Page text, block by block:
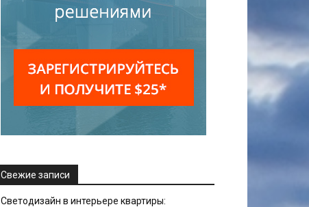
Свежие записи
Светодизайн в интерьере квартиры: